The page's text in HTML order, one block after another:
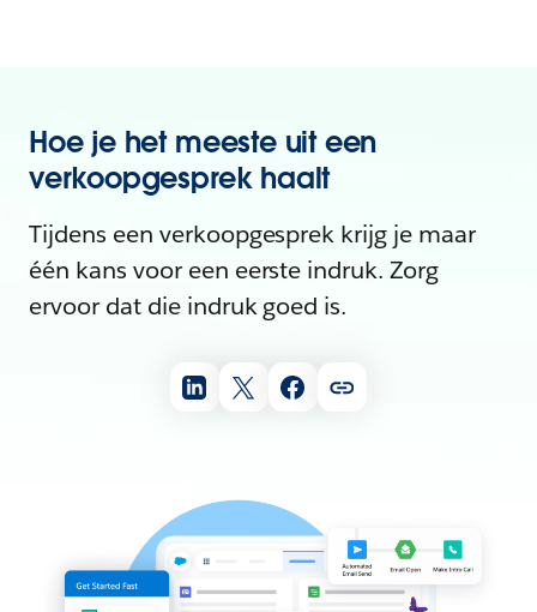
Hoe je het meeste uit een
verkoopgesprek haalt
Tijdens een verkoopgesprek krijg je maar
één kans voor een eerste indruk. Zorg
ervoor dat die indruk goed is.